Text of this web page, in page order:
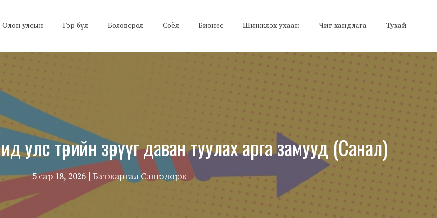
Олон улсын Гэр бүл Боловсрол Соёл Бизнес Шинжлэх ухаан Чиг хандлага Тухай
улс төрийн зөрүүг даван туулах арга замууд (Санал)
5 сар 18, 2026 | Батжаргал Сэнгэдорж